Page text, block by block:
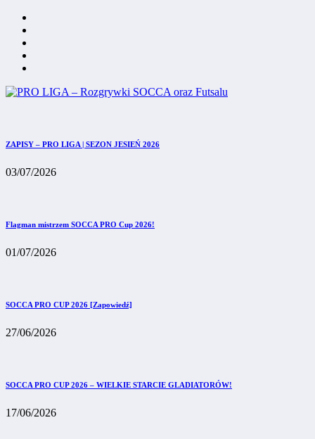
ZAPISY – PRO LIGA | SEZON JESIEŃ 2026
03/07/2026
Flagman mistrzem SOCCA PRO Cup 2026!
01/07/2026
SOCCA PRO CUP 2026 [Zapowiedź]
27/06/2026
SOCCA PRO CUP 2026 – WIELKIE STARCIE GLADIATORÓW!
17/06/2026